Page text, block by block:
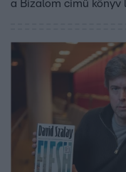
a Bizalom című